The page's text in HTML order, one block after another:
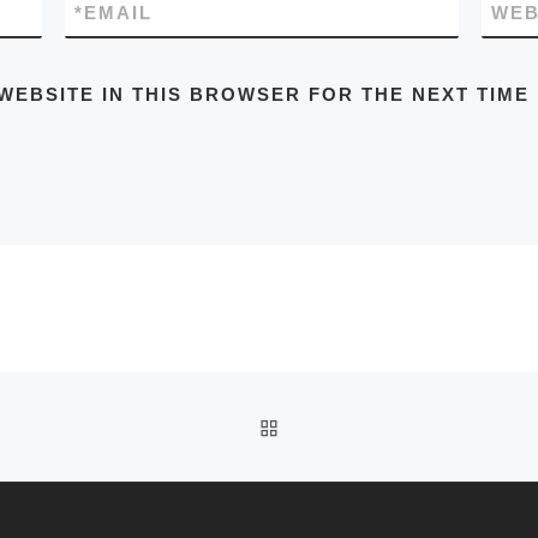
EMAIL
*
IN THIS BROWSER FOR THE NEXT TIME